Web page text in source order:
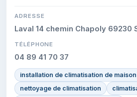
ADRESSE
Laval 14 chemin Chapoly 69230
TÉLÉPHONE
04 89 41 70 37
installation de climatisation de maison
nettoyage de climatisation